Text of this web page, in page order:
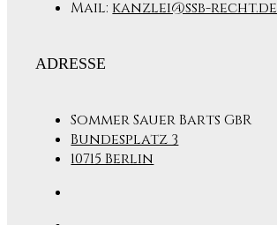
Mail: kanzlei@ssb-recht.de
ADRESSE
Sommer Sauer Barts GbR
Bundesplatz 3
10715 Berlin